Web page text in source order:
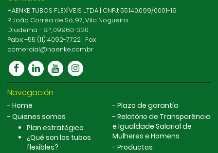
HAENKE TUBOS FLEXÍVEIS LTDA | CNPJ: 55.140.099/0001-19
R. João Corrêa de Sá, 97, Vila Nogueira
Diadema - SP, 09960-320
Pabx: +55 (11) 4092-7722 | Fax:
comercial@haenke.com.br
Navegación
Home
Quienes somos
Plan estratégico
¿Qué son los tubos
flexibles?
Plazo de garantía
Relatório de Transparência
e Igualdade Salarial de
Mulheres e Homens
Productos